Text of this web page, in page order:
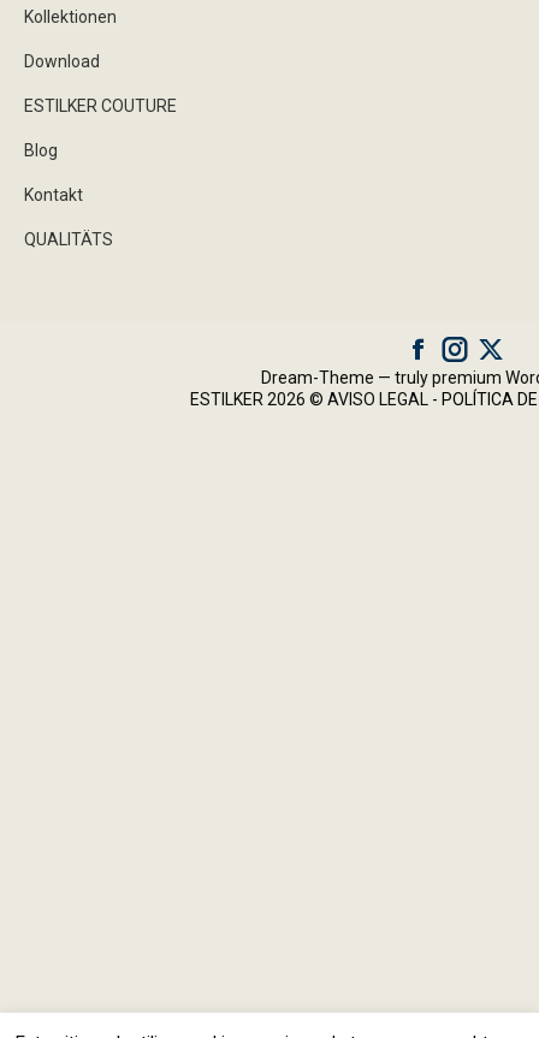
Kollektionen
Download
ESTILKER COUTURE
Blog
Kontakt
QUALITÄTS
FacebookInstagram
X
Dream-Theme — trulypremium
ESTILKER 2026 © AVISO LEGAL - POLÍTICA